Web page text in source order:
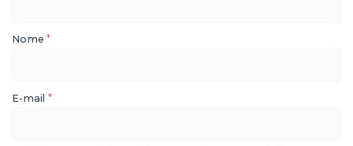
Nome*
E-mail *